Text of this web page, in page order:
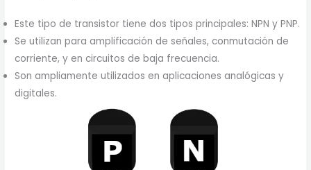
Este tipo de transistor tiene dos tipos principales: NPN y PNP.
Se utilizan para amplificación de señales, conmutación de
corriente, y en circuitos de baja frecuencia.
Son ampliamente utilizados en aplicaciones analógicas y
digitales.